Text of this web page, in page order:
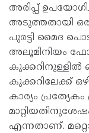
അരിപ്പ്
അടുത്തതായി
പുരട്ടി മൈദ
അലൂമിനിയം
കുക്കറിനുള്ളിൽ
കുക്കറിലേക്ക്
കാര്യം
എന്നതാണ്.